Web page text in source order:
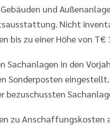
und
Nicht
bis zu einer Höhe von T€
Sachanlagen in den
Sonderposten
bezuschussten
zu Anschaffungskosten